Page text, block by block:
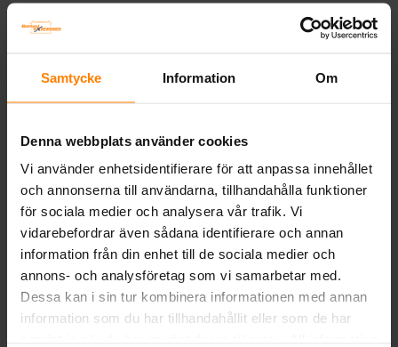
Samtycke Information Om
Denna webbplats använder cookies
Vi använder enhetsidentifierare för att anpassa innehållet
och annonserna till användarna, tillhandahålla funktioner
för sociala medier och analysera vår trafik. Vi
vidarebefordrar även sådana identifierare och annan
information från din enhet till de sociala medier och
annons- och analysföretag som vi samarbetar med.
Dessa kan i sin tur kombinera informationen med annan
information som du har tillhandahållit eller som de har
Artikelnummer:TB705
Längd (mm):
Höjd (mm):190
Ah (C20):62
START BIL
Start
3661024054447
BESKRIVNING